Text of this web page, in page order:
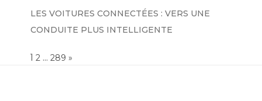
LES VOITURES CONNECTÉES : VERS UNE
CONDUITE PLUS INTELLIGENTE
Page:
1 2 … 289 NEXT
»